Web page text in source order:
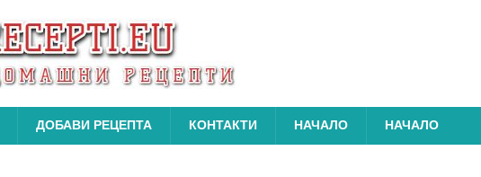
ДОБАВИ РЕЦЕПТА КОНТАКТИ НАЧАЛО НАЧАЛО